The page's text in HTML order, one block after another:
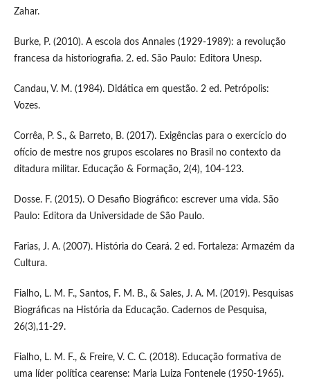
Zahar.
Burke, P. (2010). A escola dos Annales (1929-1989): a revolução
francesa da historiografia. 2. ed. São Paulo: Editora Unesp.
Candau, V. M. (1984). Didática em questão. 2 ed. Petrópolis:
Vozes.
Corrêa, P. S., & Barreto, B. (2017). Exigências para o exercício do
ofício de mestre nos grupos escolares no Brasil no contexto da
ditadura militar. Educação & Formação, 2(4), 104-123.
Dosse. F. (2015). O Desafio Biográfico: escrever uma vida. São
Paulo: Editora da Universidade de São Paulo.
Farias, J. A. (2007). História do Ceará. 2 ed. Fortaleza: Armazém da
Cultura.
Fialho, L. M. F., Santos, F. M. B., & Sales, J. A. M. (2019). Pesquisas
Biográficas na História da Educação. Cadernos de Pesquisa,
26(3),11-29.
Fialho, L. M. F., & Freire, V. C. C. (2018). Educação formativa de
uma líder política cearense: Maria Luiza Fontenele (1950-1965).